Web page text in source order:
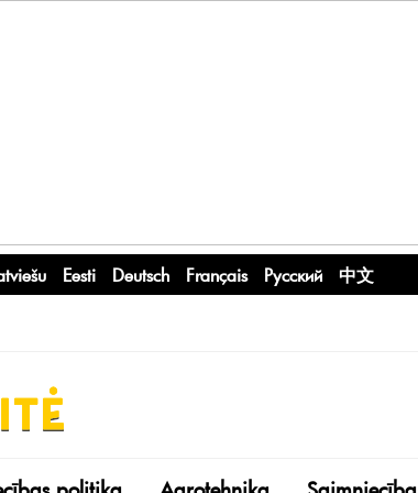
Eesti Deutsch Français Русский 中文